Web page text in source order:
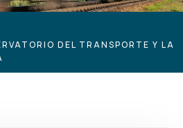
DEL TRANSPORTE Y LA